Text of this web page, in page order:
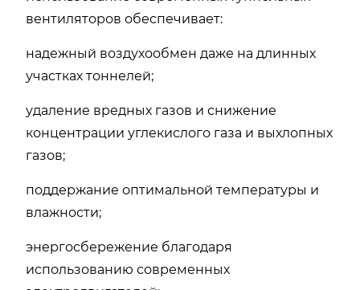
вентиляторов обеспечивает:
надежный воздухообмен даже на длинных
участках тоннелей;
удаление вредных газов и снижение
концентрации углекислого газа и выхлопных
газов;
поддержание оптимальной температуры и
влажности;
энергосбережение благодаря
использованию современных